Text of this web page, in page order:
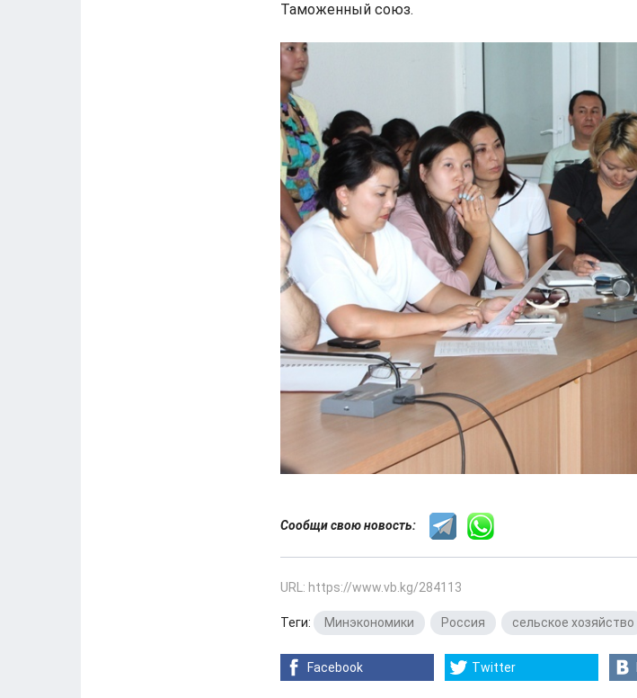
Таможенный союз.
Сообщи свою новость:
URL: https://www.vb.kg/284113
Теги: Минэкономики Россия сельское хозяйство
Facebook Twitter